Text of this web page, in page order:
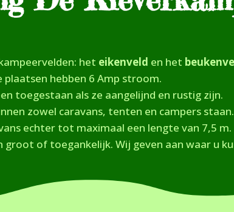
het eikenveld en het
plaatsen hebben 6 Amp stroom.
toegestaan als ze aangelijnd en rustig zijn.
zowel caravans, tenten en campers staan.
echter tot maximaal een lengte van 7,5 m.
groot of toegankelijk. Wij geven aan waar u